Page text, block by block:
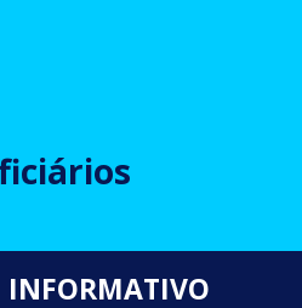
INFORMATIVO